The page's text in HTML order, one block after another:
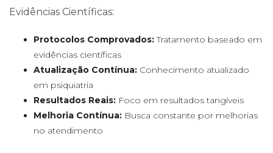
Evidências Científicas:
Protocolos Comprovados:Tratamento baseado em
evidências científicas
Atualização Contínua: Conhecimento atualizado
em psiquiatria
Resultados Reais: Foco em resultados tangíveis
Melhoria Contínua: Busca constante por melhorias
no atendimento